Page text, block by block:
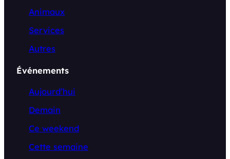
Animaux
Services
Autres
Événements
Aujourd’hui
Demain
Ce weekend
Cette semaine